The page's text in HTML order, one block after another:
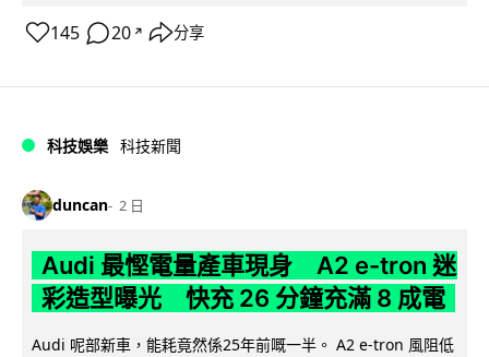
145 20 ↗ 分享
科技娛樂 科技新聞
duncan 2 日
Audi 最慳電量產車現身 A2 e-tron 迷
彩造型曝光 快充 26 分鐘充滿 8 成電
Audi 呢部新車，能耗竟然係25年前嘅一半。 A2 e-tron 風阻低